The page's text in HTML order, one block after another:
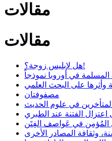
مقالات
مقالات
هل لإبليس زوجة؟!
المسلمة في أوروبا نموذجاً
وأثرها على البحث العلمي
مصفوفتان
في علوم الحديث
اعتزال الفتنة عند الطبري